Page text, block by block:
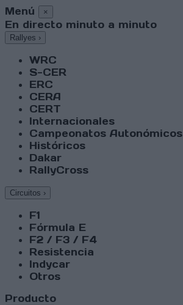
Menú ×
En directo minuto a minuto
Rallyes ›
WRC
S-CER
ERC
CERA
CERT
Internacionales
Campeonatos Autonómicos
Históricos
Dakar
RallyCross
Circuitos ›
F1
Fórmula E
F2 / F3 / F4
Resistencia
Indycar
Otros
Producto